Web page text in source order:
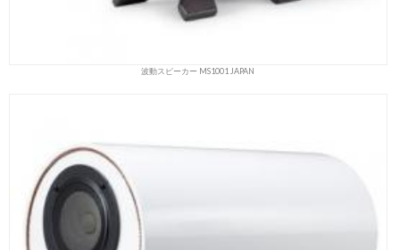
波動スピーカー MS1001 JAPAN